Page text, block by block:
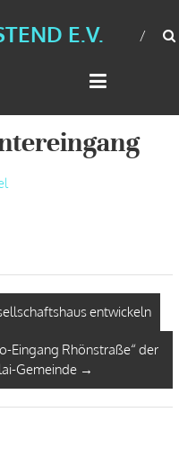
E.V.
entwickeln
Eingang Rhönstraße“ der
Gemeinde →